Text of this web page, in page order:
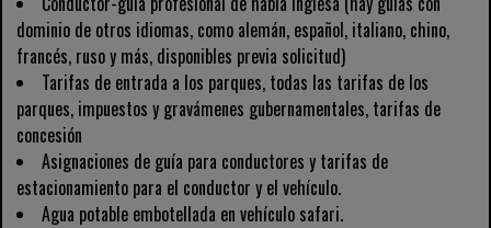
dominio de otros idiomas, como alemán, español, italiano, chino,
francés, ruso y más, disponibles previa solicitud)
Tarifas de entrada a los parques, todas las tarifas de los
parques, impuestos y gravámenes gubernamentales, tarifas de
concesión
Asignaciones de guía para conductores y tarifas de
estacionamiento para el conductor y el vehículo.
Agua potable embotellada en vehículo safari.